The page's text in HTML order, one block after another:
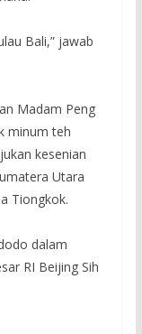
Bali,” jawab
Madam Peng
minum teh
kesenian
Utara
Tiongkok.
dalam
RI Beijing Sih